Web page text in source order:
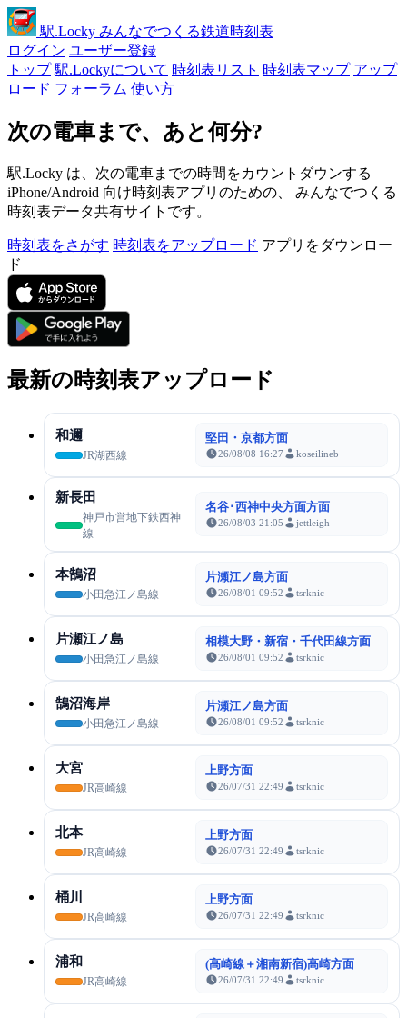
駅.Locky みんなでつくる鉄道時刻表
ログイン ユーザー登録
トップ 駅.Lockyについて 時刻表リスト 時刻表マップ アップ
ロード フォーラム 使い方
次の電車まで、あと何分?
駅.Locky は、次の電車までの時間をカウントダウンする
iPhone/Android 向け時刻表アプリのための、 みんなでつくる
時刻表データ共有サイトです。
時刻表をさがす 時刻表をアップロード アプリをダウンロー
ド
最新の時刻表アップロード
和邇
JR湖西線
堅田・京都方面
26/08/08 16:27 koseilineb
新長田
神戸市営地下鉄西神
線
名谷･西神中央方面方面
26/08/03 21:05 jettleigh
本鵠沼
小田急江ノ島線
片瀬江ノ島方面
26/08/01 09:52 tsrknic
片瀬江ノ島
小田急江ノ島線
相模大野・新宿・千代田線方面
26/08/01 09:52 tsrknic
鵠沼海岸
小田急江ノ島線
片瀬江ノ島方面
26/08/01 09:52 tsrknic
大宮
JR高崎線
上野方面
26/07/31 22:49 tsrknic
北本
JR高崎線
上野方面
26/07/31 22:49 tsrknic
桶川
JR高崎線
上野方面
26/07/31 22:49 tsrknic
浦和
JR高崎線
(高崎線＋湘南新宿)高崎方面
26/07/31 22:49 tsrknic